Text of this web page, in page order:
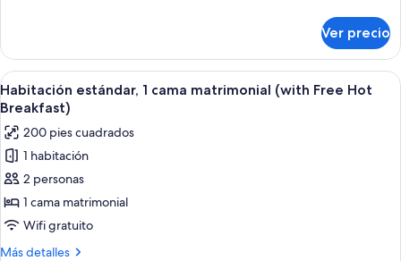
sofá
cama
(with
Free
Hot
Breakfast)
estándar,
cama
matrimonial
sofá
cama
(with
Free
Hot
Ver precio
Abrir
todas
las
fotos
de
Habitación
estándar,
1
cama
Una habitación de hotel moderna
7
Habitación estándar, 1 cama matrimonial (with Free Hot
Breakfast)
200 pies cuadrados
1 habitación
2 personas
1 cama matrimonial
Wifi gratuito
Más detalles
Más